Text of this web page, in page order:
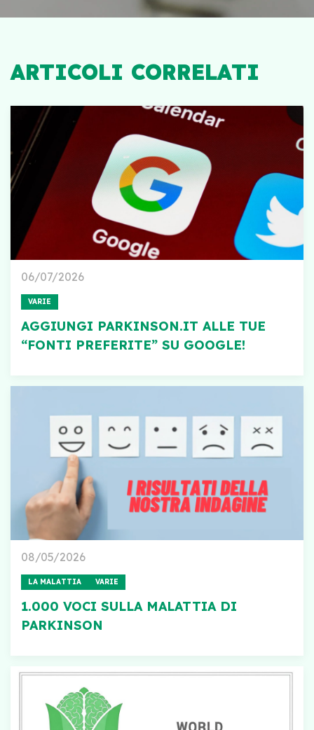
ARTICOLI CORRELATI
06/07/2026
VARIE
AGGIUNGI PARKINSON.IT ALLE TUE
“FONTI PREFERITE” SU GOOGLE!
08/05/2026
LA MALATTIA VARIE
1.000 VOCI SULLA MALATTIA DI
PARKINSON